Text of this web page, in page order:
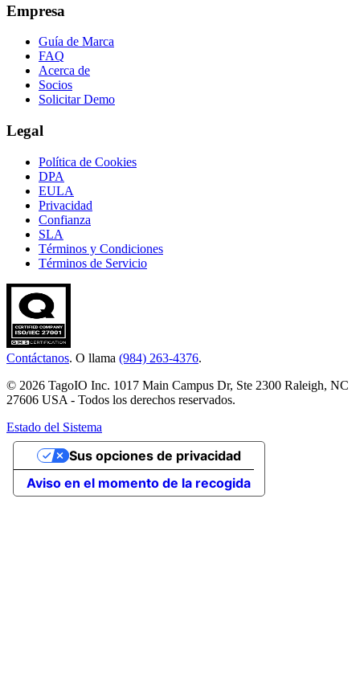
Empresa
Guía de Marca
FAQ
Acerca de
Socios
Solicitar Demo
Legal
Política de Cookies
DPA
EULA
Privacidad
Confianza
SLA
Términos y Condiciones
Términos de Servicio
Contáctanos. O llama (984) 263-4376.
© 2026 TagoIO Inc. 1017 Main Campus Dr, Ste 2300 Raleigh, NC
27606 USA - Todos los derechos reservados.
Estado del Sistema
Aviso en el momento de la recogida
Sus opciones de privacidad